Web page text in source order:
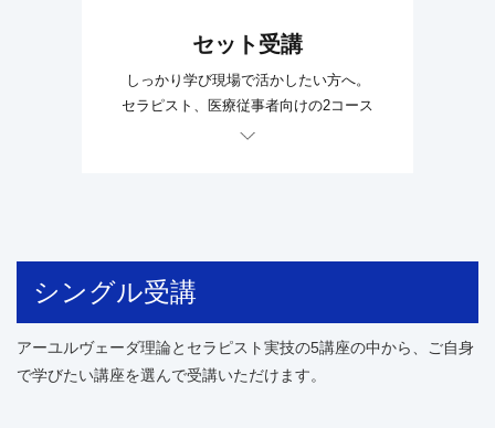
セット受講
しっかり学び現場で活かしたい方へ。
セラピスト、医療従事者向けの2コース
シングル受講
アーユルヴェーダ理論とセラピスト実技の5講座の中から、ご自身
で学びたい講座を選んで受講いただけます。